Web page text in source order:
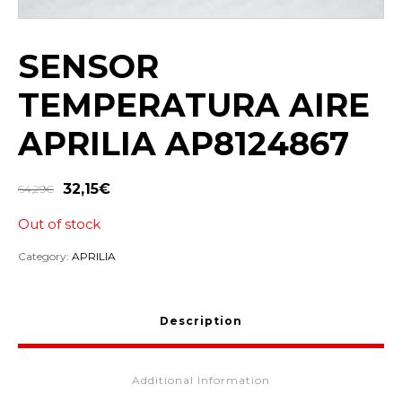
SENSOR
TEMPERATURA AIRE
APRILIA AP8124867
64,29€ 32,15€
Out of stock
Category: APRILIA
Description
Additional Information